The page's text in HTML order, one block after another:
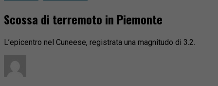
Scossa di terremoto in Piemonte
L’epicentro nel Cuneese, registrata una magnitudo di 3.2.